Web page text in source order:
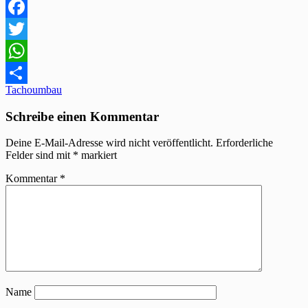
Facebook
Twitter
WhatsApp
Teilen
Beitragsnavigation
Tachoumbau
Schreibe einen Kommentar
Deine E-Mail-Adresse wird nicht veröffentlicht. Erforderliche
Felder sind mit * markiert
Kommentar *
Name